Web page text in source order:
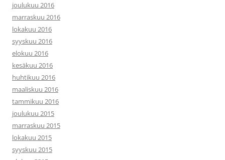
joulukuu 2016
marraskuu 2016
lokakuu 2016
syyskuu 2016
elokuu 2016
kesäkuu 2016
huhtikuu 2016
maaliskuu 2016
tammikuu 2016
joulukuu 2015
marraskuu 2015
lokakuu 2015
syyskuu 2015